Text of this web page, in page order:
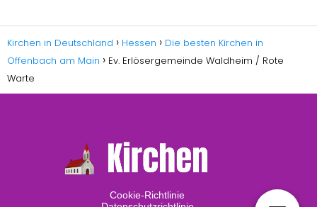
Kirchen in Deutschland Hessen
Die besten Kirchen in
Offenbach am Main
Ev. Erlösergemeinde Waldheim / Rote
Warte
Cookie-Richtlinie